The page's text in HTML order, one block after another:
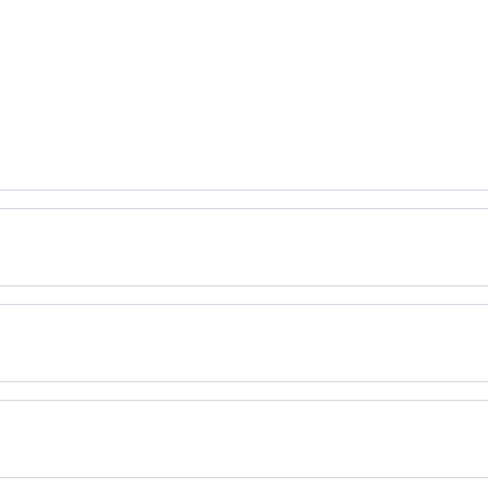
odświeża kolor, nadając włosom jasnoróżowy, pastelowy
i proteiny owsa, które odżywiają i wzmacniają włosy,
jak i naturalnych
STEARAMIDOPROPYL DIMETHYLAMINE, PROPANEDIOL,
TOCOPHEROL, ISOPROPYL ALCOHOL,
PHOSPHATE, SODIUM PHOSPHATE, POLYSORBATE 60,
DEHYDROACETIC ACID, BASIC RED 51, DISPERSE VIOLET 1,